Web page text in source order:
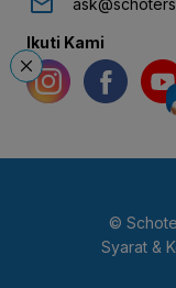
Ikuti Kami
©
Syarat &